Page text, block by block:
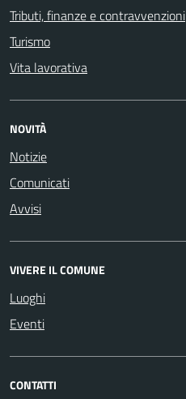
Tributi, finanze e contravvenzioni
Turismo
Vita lavorativa
NOVITÀ
Notizie
Comunicati
Avvisi
VIVERE IL COMUNE
Luoghi
Eventi
CONTATTI